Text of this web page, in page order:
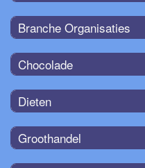
Branche Organisaties
Chocolade
Dieten
Groothandel